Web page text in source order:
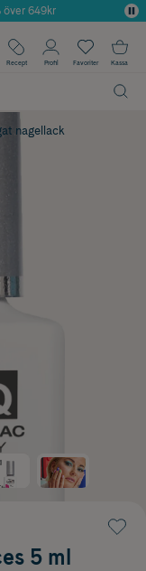
över 649kr
Recept Profil Favoriter Kassa
nagellack
5 ml